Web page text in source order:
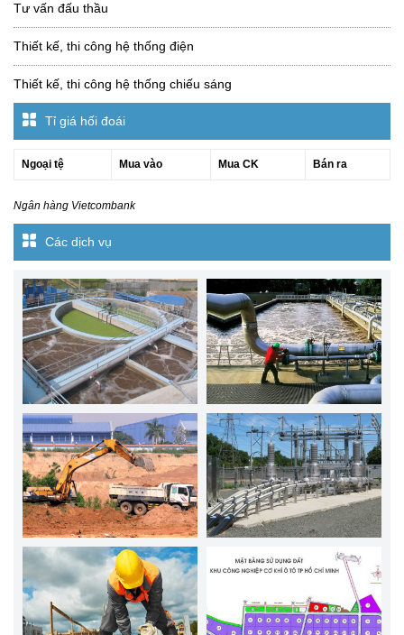
Tư vấn đấu thầu
Thiết kế, thi công hệ thống điện
Thiết kế, thi công hệ thống chiếu sáng
Tỉ giá hối đoái
Ngoại tệ Mua vào Mua CK Bán ra
Ngân hàng Vietcombank
Các dịch vụ